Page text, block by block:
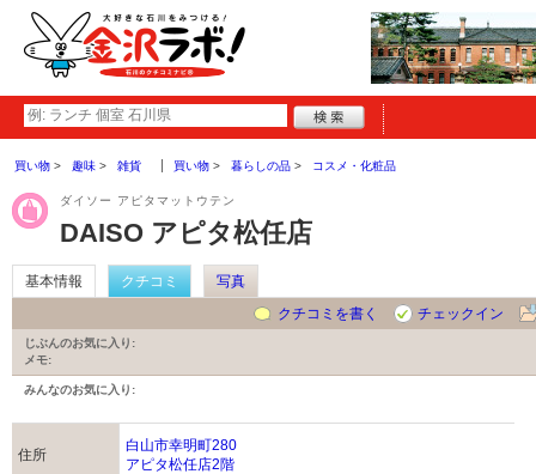
買い物 趣味 雑貨 買い物 暮らしの品 コスメ・化粧品
ダイソー アピタマットウテン
DAISO アピタ松任店
基本情報 クチコミ
写真
クチコミを書く
チェックイン
じぶんのお気に入り:
メモ:
みんなのお気に入り:
住所
白山市幸明町280
アピタ松任店2階